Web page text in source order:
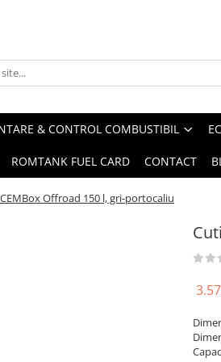
& CONTROL COMBUSTIBIL
ROMTANK FUEL CARD CONTACT
Offroad 150 l, gri-portocaliu